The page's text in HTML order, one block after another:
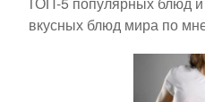
вкусных блюд мира по